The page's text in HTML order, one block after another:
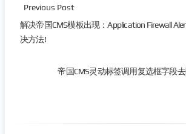
Previous Post
解决帝国CMS模板出现：Application Firewall
决方法!
帝国CMS灵动标签调用复选框字段去